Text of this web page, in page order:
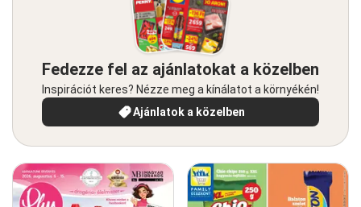
Fedezze fel az ajánlatokat a közelben
Inspirációt keres? Nézze meg a kínálatot a környékén!
Ajánlatok a közelben